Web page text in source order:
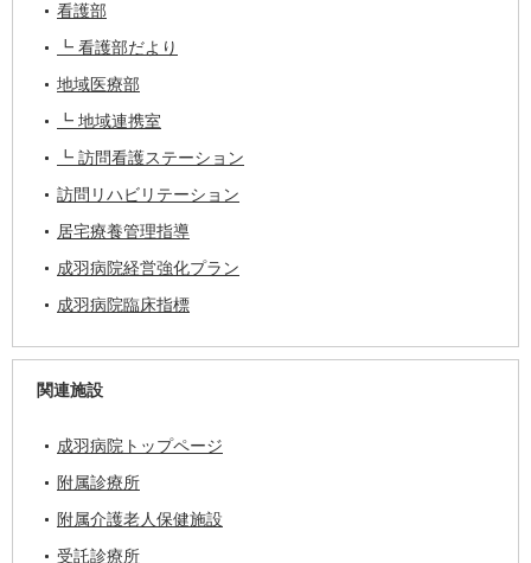
看護部
┗ 看護部だより
地域医療部
┗ 地域連携室
┗ 訪問看護ステーション
訪問リハビリテーション
居宅療養管理指導
成羽病院経営強化プラン
成羽病院臨床指標
関連施設
成羽病院トップページ
附属診療所
附属介護老人保健施設
受託診療所